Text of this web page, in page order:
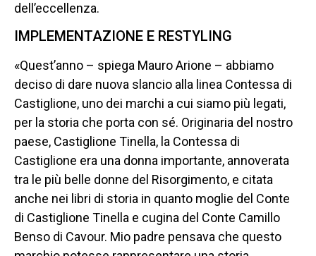
dell’eccellenza.
IMPLEMENTAZIONE E RESTYLING
«Quest’anno – spiega Mauro Arione – abbiamo
deciso di dare nuova slancio alla linea Contessa di
Castiglione, uno dei marchi a cui siamo più legati,
per la storia che porta con sé. Originaria del nostro
paese, Castiglione Tinella, la Contessa di
Castiglione era una donna importante, annoverata
tra le più belle donne del Risorgimento, e citata
anche nei libri di storia in quanto moglie del Conte
di Castiglione Tinella e cugina del Conte Camillo
Benso di Cavour. Mio padre pensava che questo